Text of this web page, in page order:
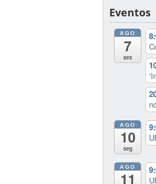
Eventos
AGO
7
sex
AGO
10
seg
AGO
11